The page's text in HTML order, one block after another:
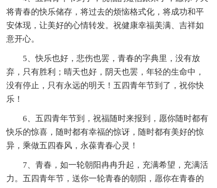
将青春的快乐储存，将过去的烦恼格式化，将成功和平
安体现，让美好的心情转发。祝健康幸福美满、吉祥如
意开心。
5、快乐也好，悲伤也罢，青春的字典里，没有放
弃，只有胜利；晴天也好，阴天也罢，年轻的生命中，
没有停止，只有永远的明天！五四青年节到了，祝你快
乐！
6、五四青年节到，祝福随时来报到，愿你随时都有
快乐的惊喜，随时都有幸福的惊讶，随时都有美好的惊
异，乘做五四春风，永葆青春心灵！
7、青春，如一轮朝阳冉冉升起，充满希望，充满活
力。五四青年节，送你一轮青春的朝阳，愿你在青春的